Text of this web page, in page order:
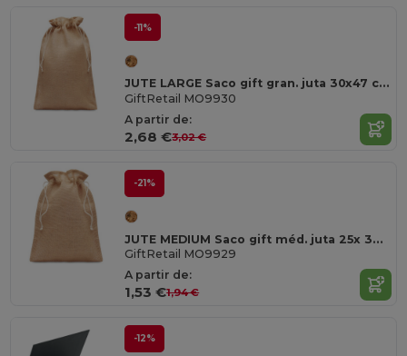
-11%
JUTE LARGE Saco gift gran. juta 30x47 cm
GiftRetail MO9930
A partir de:
2,68 €3,02 €
-21%
JUTE MEDIUM Saco gift méd. juta 25x 32cm
GiftRetail MO9929
A partir de:
1,53 €1,94 €
-12%